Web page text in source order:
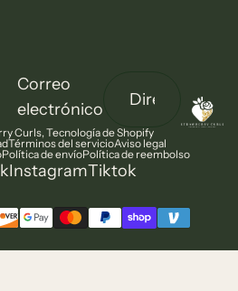
Correo
electrónico
Curls,Tecnología de Shopify
Términos del servicioAviso legal
Política de envíoPolítica de reembolso
InstagramTiktok